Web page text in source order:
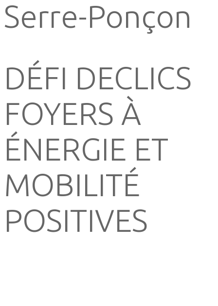
Serre-Ponçon
DÉFI DECLICS
FOYERS À
ÉNERGIE ET
MOBILITÉ
POSITIVES